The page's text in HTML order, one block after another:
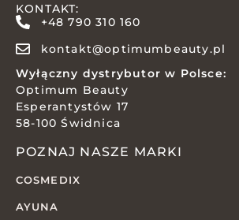
KONTAKT:
+48 790 310 160
kontakt@optimumbeauty.pl
Wyłączny dystrybutor w Polsce:
Optimum Beauty
Esperantystów 17
58-100 Świdnica
POZNAJ NASZE MARKI
COSMEDIX
AYUNA